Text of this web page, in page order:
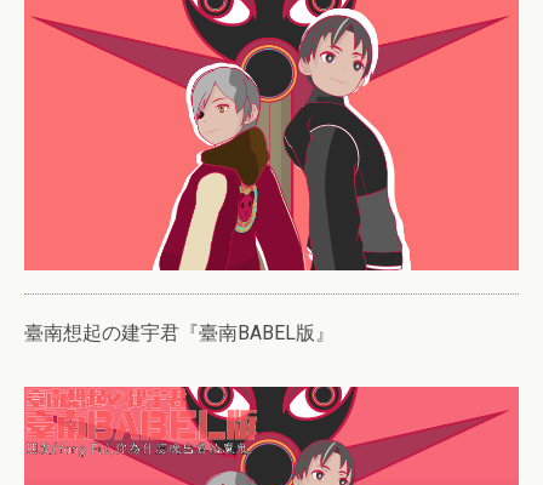
臺南想起の建宇君『臺南BABEL版』